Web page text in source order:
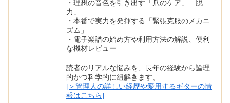
・理想の音色を引き出す「爪のケア」「脱
力」
・本番で実力を発揮する「緊張克服のメカニ
ズム」
・電子楽譜の始め方や利用方法の解説、便利
な機材レビュー
読者のリアルな悩みを、長年の経験から論理
的かつ科学的に紐解きます。
[＞管理人の詳しい経歴や愛用するギターの情
報はこちら]